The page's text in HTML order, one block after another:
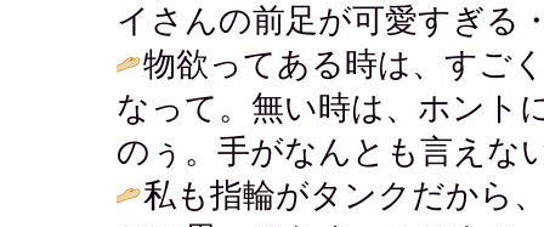
イさんの前足が可愛すぎる
物欲ってある時は、すご
なって。無い時は、ホント
のぅ。手がなんとも言えな
私も指輪がタンクだから